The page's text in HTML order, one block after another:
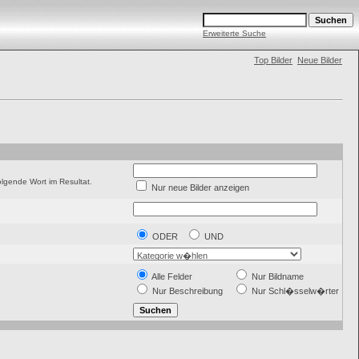
Erweiterte Suche
Top Bilder Neue Bilder
Wort im Resultat.
Nur neue Bilder anzeigen
ODER
UND
Alle Felder
Nur Bildname
Nur Beschreibung
Nur Schl�sselw�rter